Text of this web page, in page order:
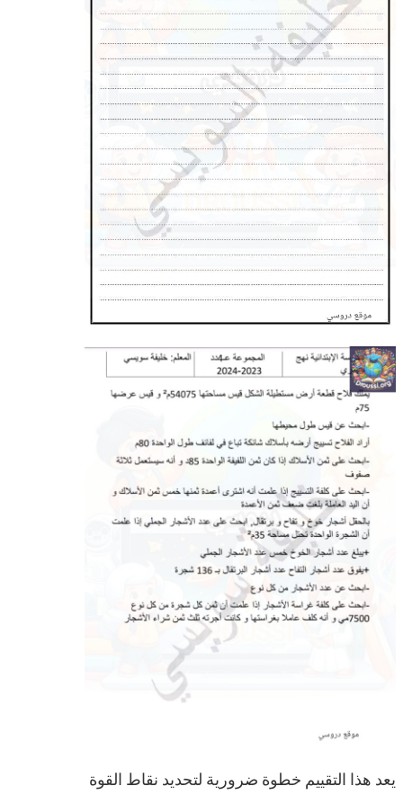
يعد هذا التقييم خطوة ضرورية لتحديد نقاط القوة